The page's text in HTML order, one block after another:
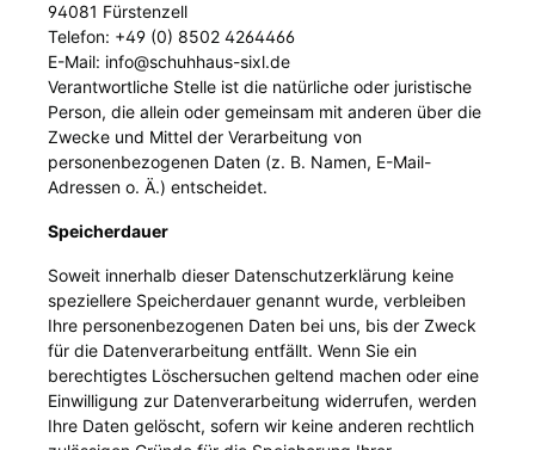
94081 Fürstenzell
Telefon: +49 (0) 8502 4264466
E-Mail: info@schuhhaus-sixl.de
Verantwortliche Stelle ist die natürliche oder juristische
Person, die allein oder gemeinsam mit anderen über die
Zwecke und Mittel der Verarbeitung von
personenbezogenen Daten (z. B. Namen, E-Mail-
Adressen o. Ä.) entscheidet.
Speicherdauer
Soweit innerhalb dieser Datenschutzerklärung keine
speziellere Speicherdauer genannt wurde, verbleiben
Ihre personenbezogenen Daten bei uns, bis der Zweck
für die Datenverarbeitung entfällt. Wenn Sie ein
berechtigtes Löschersuchen geltend machen oder eine
Einwilligung zur Datenverarbeitung widerrufen, werden
Ihre Daten gelöscht, sofern wir keine anderen rechtlich